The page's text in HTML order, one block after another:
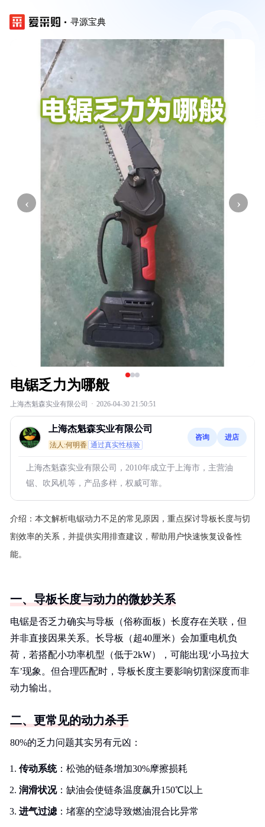
寻源宝典
‹ ›
电锯乏力为哪般
上海杰魁森实业有限公司 · 2026-04-30 21:50:51
上海杰魁森实业有限公司
法人:何明香 通过真实性核验
咨询 进店
上海杰魁森实业有限公司，2010年成立于上海市，主营油
锯、吹风机等，产品多样，权威可靠。
介绍： 本文解析电锯动力不足的常见原因，重点探讨导板长度与切
割效率的关系，并提供实用排查建议，帮助用户快速恢复设备性
能。
一、导板长度与动力的微妙关系
电锯是否乏力确实与导板（俗称面板）长度存在关联，但
并非直接因果关系。长导板（超40厘米）会加重电机负
荷，若搭配小功率机型（低于2kW），可能出现‘小马拉大
车’现象。但合理匹配时，导板长度主要影响切割深度而非
动力输出。
二、更常见的动力杀手
80%的乏力问题其实另有元凶：
传动系统：松弛的链条增加30%摩擦损耗
润滑状况：缺油会使链条温度飙升150℃以上
进气过滤 ：堵塞的空滤导致燃油混合比异常